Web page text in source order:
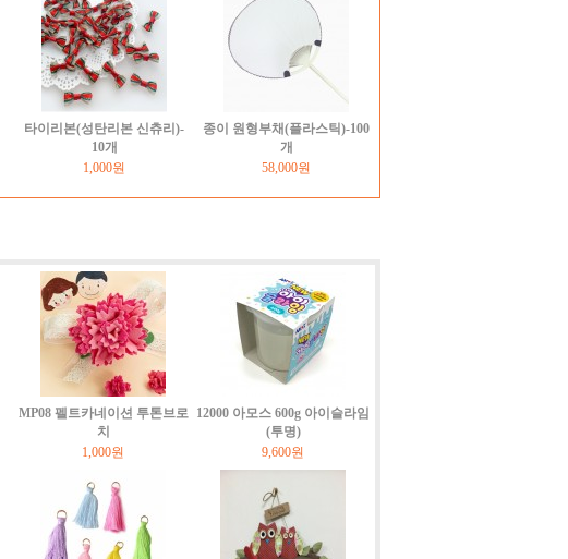
타이리본(성탄리본 신츄리)-
10개
1,000원
종이 원형부채(플라스틱)-100
개
58,000원
MP08 펠트카네이션 투톤브로
치
1,000원
12000 아모스 600g 아이슬라임
(투명)
9,600원